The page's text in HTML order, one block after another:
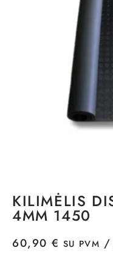
KILIMĖLIS
4MM 1450
60,90 € SU PVM /